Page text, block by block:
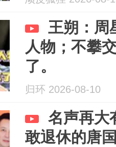
王朔：周
人物；不攀
了。
归环 2026-08-10
名声再大
敢退休的唐